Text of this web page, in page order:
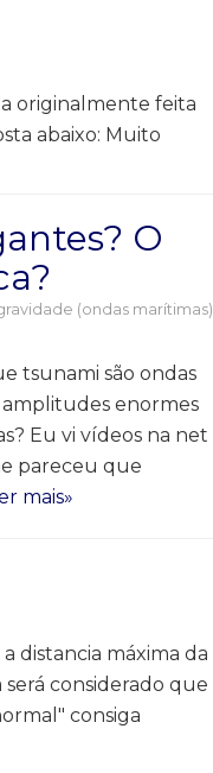
originalmente feita
abaixo: Muito
O
(ondas marítimas)
tsunami são ondas
enormes
Eu vi vídeos na net
pareceu que
mais»
distancia máxima da
considerado que
consiga